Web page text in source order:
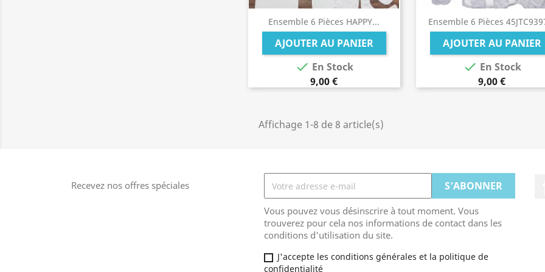
Ensemble 6 Pièces HAPPY...
AJOUTER AU PANIER
 En Stock
9,00 €
Ensemble 6 Pièces
AJOUTER AU PANIER
 En Stock
9,00 €
Affichage 1-8 de 8 article(s)
Recevez nos offres spéciales
Vous pouvez vous désinscrire à tout moment. Vous
trouverez pour cela nos informations de contact dans les
conditions d'utilisation du site.
J'accepte les conditions générales et la politique de
confidentialité